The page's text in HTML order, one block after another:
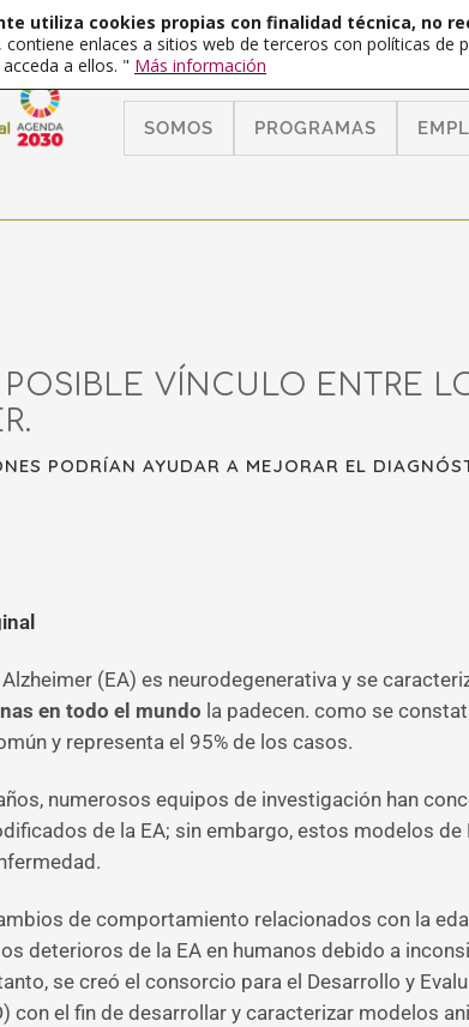
SOMOS PROGRAMAS
POSIBLE VÍNCULO ENTRE
PODRÍAN AYUDAR A MEJORAR EL
(EA) es neurodegenerativa y se
en todo el mundo la padecen. como se
y representa el 95% de los casos.
numerosos equipos de investigación han
de la EA; sin embargo, estos modelos
de comportamiento relacionados con la
deterioros de la EA en humanos debido a
se creó el consorcio para el Desarrollo y
con el fin de desarrollar y caracterizar modelos
utiliza cookies propias con finalidad técnica, no
contiene enlaces a sitios web de terceros con políticas de
a ellos. " Más información